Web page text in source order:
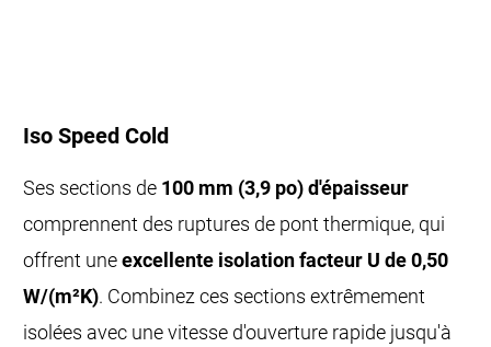
Iso Speed Cold
Ses sections de 100 mm (3,9 po) d'épaisseur
comprennent des ruptures de pont thermique, qui
offrent uneexcellente isolation facteur U de 0,50
W/(m²K). Combinez ces sections extrêmement
isolées avec une vitesse d'ouverture rapide jusqu'à